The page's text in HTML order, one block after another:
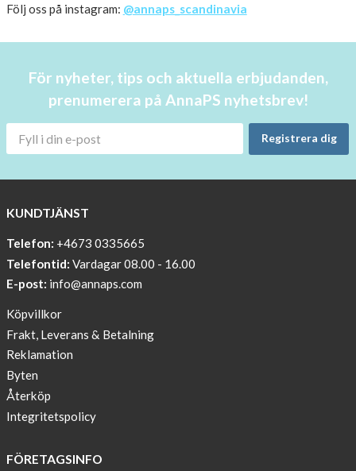
Just
few
stock!
!!!!
PRINT
undisturbed
Blogger
on
AnnaPS.com
Report
from
congress
in
Följ oss på instagram: @annaps_scandinavia
För nyheter, tips och aktuella erbjudanden,
prenumerera på AnnaPS nyhetsbrev!
Registrera dig
KUNDTJÄNST
Telefon: +4673 0335665
Telefontid: Vardagar 08.00 - 16.00
E-post: info@annaps.com
Köpvillkor
Frakt, Leverans & Betalning
Reklamation
Byten
Återköp
Integritetspolicy
FÖRETAGSINFO